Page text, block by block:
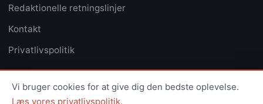
Redaktionelle retningslinjer
Kontakt
Privatlivspolitik
Vi bruger cookies for at give dig den bedste oplevelse.
Læs vores privatlivspolitik.